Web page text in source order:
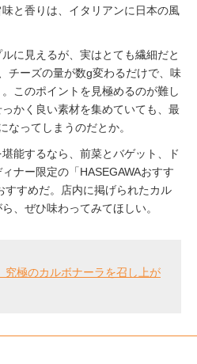
と香りは、イタリアンに日本の風
に見えるが、実はとても繊細だと
チーズの量が数g変わるだけで、味
このポイントを見極めるのが難し
かく良い素材を集めていても、最
なってしまうのだとか。
能するなら、前菜とバゲット、ド
ナー限定の「HASEGAWAおすす
すめだ。店内に掲げられたカル
、ぜひ味わってみてほしい。
究極のカルボナーラを召し上が